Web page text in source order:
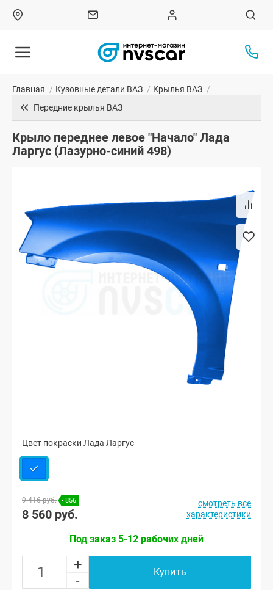
Главная / Кузовные детали ВАЗ / Крылья ВАЗ /
Передние крылья ВАЗ
Крыло переднее левое "Начало" Лада
Ларгус (Лазурно-синий 498)
Цвет покраски Лада Ларгус
9 416 руб. - 856
8 560 руб.
смотреть все
характеристики
Под заказ 5-12 рабочих дней
+
-
Купить